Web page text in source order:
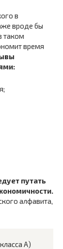
в
вроде бы
таком
время
путать
алфавита,
А)